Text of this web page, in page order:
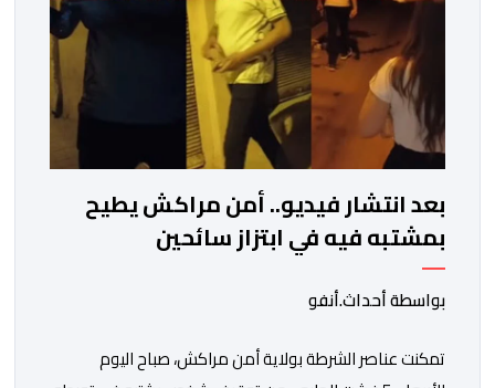
بعد انتشار فيديو.. أمن مراكش يطيح
بمشتبه فيه في ابتزاز سائحين
بواسطة أحداث.أنفو
تمكنت عناصر الشرطة بولاية أمن مراكش، صباح اليوم